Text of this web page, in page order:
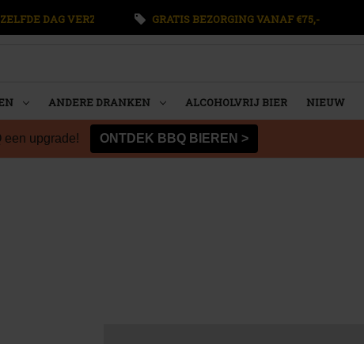
DAG VERZONDEN GRATIS BEZORGING VANAF €75,-
ANDERE DRANKEN ALCOHOLVRIJ BIER NIEUW
een upgrade! ONTDEK BBQ BIEREN >